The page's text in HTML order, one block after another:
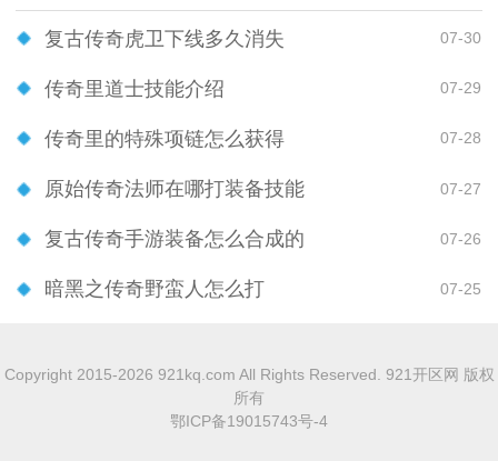
复古传奇虎卫下线多久消失 07-30
传奇里道士技能介绍 07-29
传奇里的特殊项链怎么获得 07-28
原始传奇法师在哪打装备技能 07-27
复古传奇手游装备怎么合成的 07-26
暗黑之传奇野蛮人怎么打 07-25
Copyright 2015-2026 921kq.com All Rights Reserved. 921开区网 版权
所有
鄂ICP备19015743号-4